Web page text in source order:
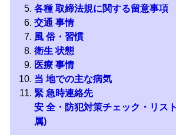
各種 取締法規に関する留意事項
交通 事情
風 俗・習慣
衛生 状態
医療 事情
当 地での主な病気
緊 急時連絡先
安 全・防犯対策チェック・リス
属)